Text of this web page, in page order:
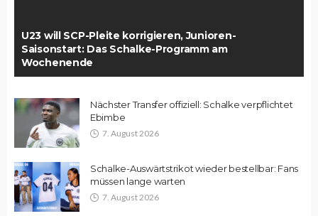
U23 will SCP-Pleite korrigieren, Junioren-
Saisonstart: Das Schalke-Programm am
Wochenende
Nächster Transfer offiziell: Schalke verpflichtet
Ebimbe
7. August 2026
Schalke-Auswärtstrikot wieder bestellbar: Fans
müssen lange warten
7. August 2026